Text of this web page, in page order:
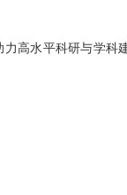
高水平科研与学科